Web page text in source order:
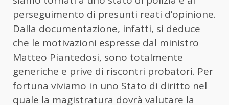
perseguimento di presunti reati d’opinione.
Dalla documentazione, infatti, si deduce
che le motivazioni espresse dal ministro
Matteo Piantedosi, sono totalmente
generiche e prive di riscontri probatori. Per
fortuna viviamo in uno Stato di diritto nel
quale la magistratura dovrà valutare la